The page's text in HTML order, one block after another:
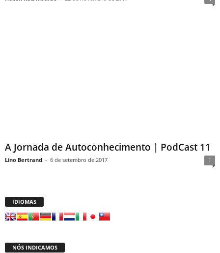
A Jornada de Autoconhecimento | PodCast 11
Lino Bertrand - 6 de setembro de 2017 1
IDIOMAS
NÓS INDICAMOS